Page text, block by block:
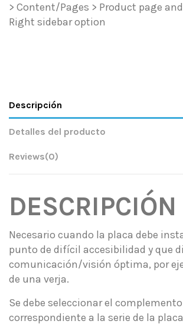
> Content/Pages > Product page
Right sidebar option
Descripción
Detalles del producto
Reviews(0)
DESCRIPCIÓN
Necesario cuando la placa debe
punto de difícil accesibilidad y que
comunicación/visión óptima, por
de una verja.
Se debe seleccionar el
correspondiente a la serie de la